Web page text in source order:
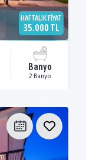
HAFTALIK FİYAT
35.000 TL
Banyo
2 Banyo